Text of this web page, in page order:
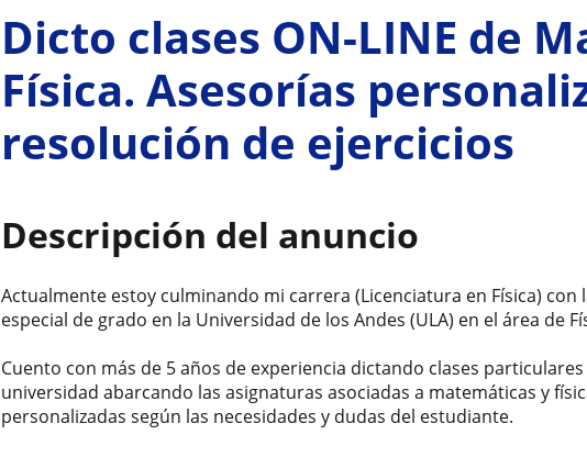
Dicto clases ON-LINE de
Física. Asesorías
resolución de ejercicios
Descripción del anuncio
Actualmente estoy culminando mi carrera (Licenciatura en Física)
especial de grado en la Universidad de los Andes (ULA) en el área de
Cuento con más de 5 años de experiencia dictando clases
universidad abarcando las asignaturas asociadas a matemáticas y
personalizadas según las necesidades y dudas del estudiante.